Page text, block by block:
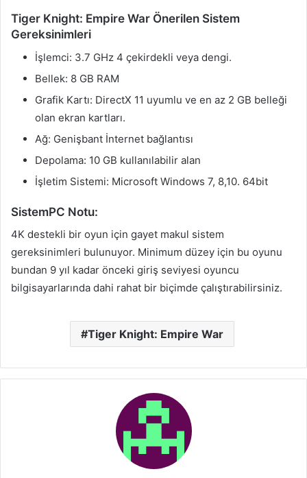
Tiger Knight: Empire War Önerilen Sistem
Gereksinimleri
İşlemci: 3.7 GHz 4 çekirdekli veya dengi.
Bellek: 8 GB RAM
Grafik Kartı: DirectX 11 uyumlu ve en az 2 GB belleği
olan ekran kartları.
Ağ: Genişbant İnternet bağlantısı
Depolama: 10 GB kullanılabilir alan
İşletim Sistemi: Microsoft Windows 7, 8,10. 64bit
SistemPC Notu:
4K destekli bir oyun için gayet makul sistem
gereksinimleri bulunuyor. Minimum düzey için bu oyunu
bundan 9 yıl kadar önceki giriş seviyesi oyuncu
bilgisayarlarında dahi rahat bir biçimde çalıştırabilirsiniz.
Tiger Knight: Empire War